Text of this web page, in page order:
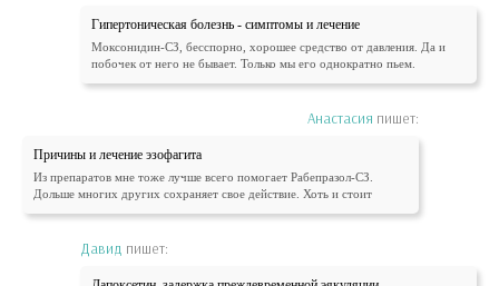
Гипертоническая болезнь - симптомы и лечение
Моксонидин-СЗ, бесспорно, хорошее средство от давления. Да и
побочек от него не бывает. Только мы его однократно пьем.
Анастасия пишет:
Причины и лечение эзофагита
Из препаратов мне тоже лучше всего помогает Рабепразол-СЗ.
Дольше многих других сохраняет свое действие. Хоть и стоит
Давид пишет: